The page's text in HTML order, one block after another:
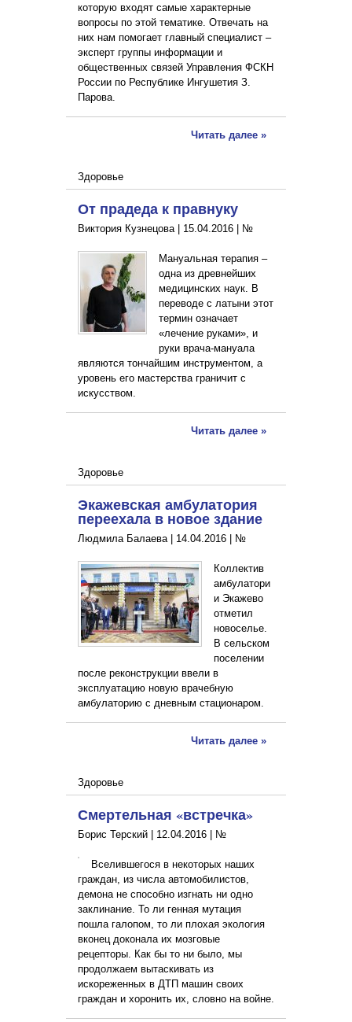
которую входят самые характерные
вопросы по этой тематике. Отвечать на
них нам помогает главный специалист –
эксперт группы информации и
общественных связей Управления ФСКН
России по Республике Ингушетия З.
Парова.
Читать далее »
Здоровье
От прадеда к правнуку
Виктория Кузнецова | 15.04.2016 №
Мануальная терапия –
одна из древнейших
медицинских наук. В
переводе с латыни этот
термин означает
«лечение руками», и
руки врача-мануала
являются тончайшим инструментом, а
уровень его мастерства граничит с
искусством.
Читать далее »
Здоровье
Экажевская амбулатория
переехала в новое здание
Людмила Балаева | 14.04.2016 №
Коллектив
амбулатори
и Экажево
отметил
новоселье.
В сельском
поселении
после реконструкции ввели в
эксплуатацию новую врачебную
амбулаторию с дневным стационаром.
Читать далее »
Здоровье
Смертельная «встречка»
Борис Терский | 12.04.2016 №
Вселившегося в некоторых наших
граждан, из числа автомобилистов,
демона не способно изгнать ни одно
заклинание. То ли генная мутация
пошла галопом, то ли плохая экология
вконец доконала их мозговые
рецепторы. Как бы то ни было, мы
продолжаем вытаскивать из
искореженных в ДТП машин своих
граждан и хоронить их, словно на войне.